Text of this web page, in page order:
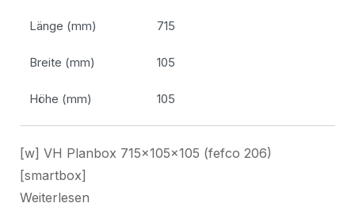
Länge (mm) 715
Breite (mm) 105
Höhe (mm) 105
[w] VH Planbox 715x105x105 (fefco 206)
[smartbox]
Weiterlesen